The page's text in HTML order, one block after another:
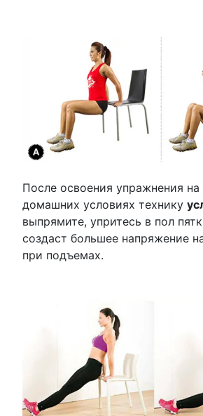
После освоения упражнения на
домашних условиях технику
выпрямите, упритесь в пол
создаст большее напряжение
при подъемах.